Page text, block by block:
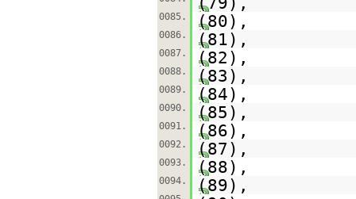
0085. (80),
0086. (81),
0087. (82),
0088. (83),
0089. (84),
0090. (85),
0091. (86),
0092. (87),
0093. (88),
0094. (89),